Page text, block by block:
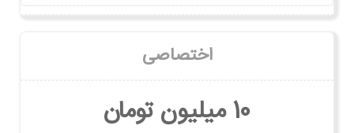
اختصاصی
10 میلیون تومان